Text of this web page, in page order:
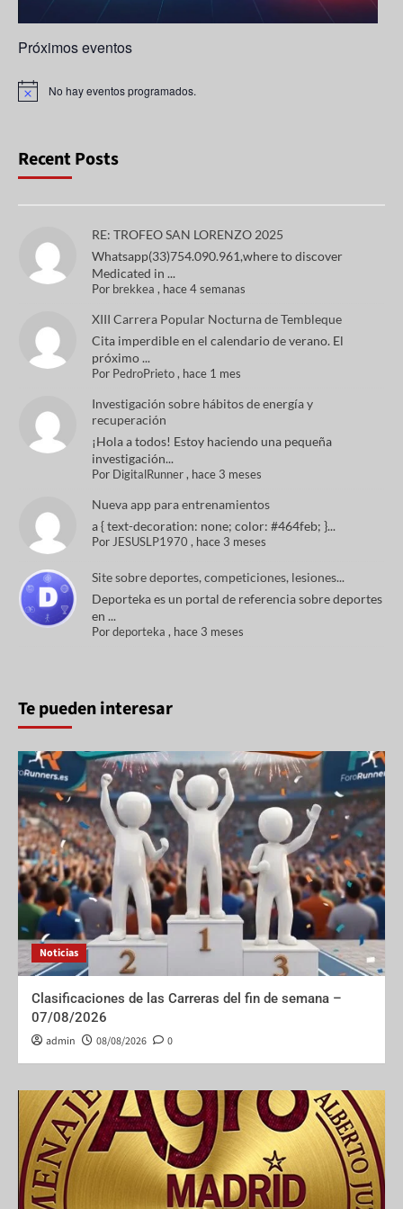
Próximos eventos
o
No hay eventos programados.
Recent Posts
RE: TROFEO SAN LORENZO 2025
Whatsapp(33)754.090.961,where to discover
Medicated in ...
Por brekkea , hace 4 semanas
XIII Carrera Popular Nocturna de Tembleque
Cita imperdible en el calendario de verano. El
próximo ...
Por PedroPrieto, hace 1 mes
Investigación sobre hábitos de energía y
recuperación
¡Hola a todos! Estoy haciendo una pequeña
investigación...
Por DigitalRunner, hace 3 meses
Nueva app para entrenamientos
a { text-decoration: none; color: #464feb; }...
Por JESUSLP1970 , hace 3 meses
Site sobre deportes, competiciones, lesiones...
Deporteka es un portal de referencia sobre deportes
en ...
Pordeporteka , hace 3 meses
Te pueden interesar
Noticias
Clasificaciones de las Carreras del fin de semana –
07/08/2026
admin 08/08/2026 0